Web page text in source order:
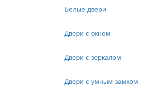
Белые двери
Двери с окном
Двери с зеркалом
Двери с умным замком